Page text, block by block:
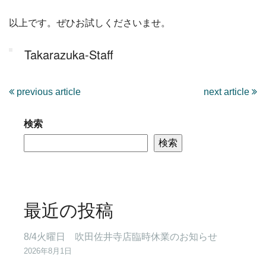
以上です。ぜひお試しくださいませ。
Takarazuka-Staff
previous article next article
検索
検索
最近の投稿
8/4火曜日 吹田佐井寺店臨時休業のお知らせ
2026年8月1日